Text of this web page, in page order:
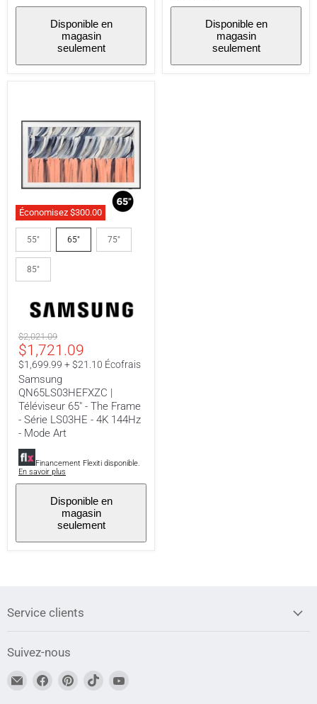
Disponible en
magasin
seulement
Disponible en
magasin
seulement
Économisez $300.00
Samsung
QN65LS03HEFXZC
Téléviseur
65"
-
Frame
LS03HE
4K
144Hz
Mode
Art
55" 65" 75"
85"
Prix
original
$2,021.09
Prix
actuel
$1,721.09
$1,699.99 + $21.10 Écofrais
Samsung
QN65LS03HEFXZC |
Téléviseur 65" - The Frame
- Série LS03HE - 4K 144Hz
- Mode Art
Financement Flexiti disponible.
En savoir plus
Disponible en
magasin
seulement
Service clients
Suivez-nous
Trouvez-Trouvez-Trouvez-Trouvez-